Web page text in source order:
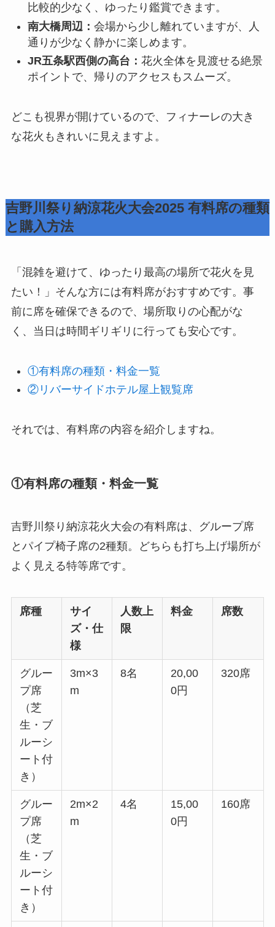
比較的少なく、ゆったり鑑賞できます。
南大橋周辺： 会場から少し離れていますが、人
通りが少なく静かに楽しめます。
JR五条駅西側の高台： 花火全体を見渡せる絶景
ポイントで、帰りのアクセスもスムーズ。
どこも視界が開けているので、フィナーレの大き
な花火もきれいに見えますよ。
吉野川祭り納涼花火大会2025 有料席の種類
と購入方法
「混雑を避けて、ゆったり最高の場所で花火を見
たい！」そんな方には有料席がおすすめです。事
前に席を確保できるので、場所取りの心配がな
く、当日は時間ギリギリに行っても安心です。
①有料席の種類・料金一覧
②リバーサイドホテル屋上観覧席
それでは、有料席の内容を紹介しますね。
①有料席の種類・料金一覧
吉野川祭り納涼花火大会の有料席は、グループ席
とパイプ椅子席の2種類。どちらも打ち上げ場所が
よく見える特等席です。
席種
サイ
ズ・仕
様
人数上
限
料金 席数
グルー
プ席
（芝
生・ブ
ルーシ
ート付
き）
3m×3
m
8名
20,00
0円
320席
グルー
プ席
（芝
生・ブ
ルーシ
ート付
き）
2m×2
m
4名
15,00
0円
160席